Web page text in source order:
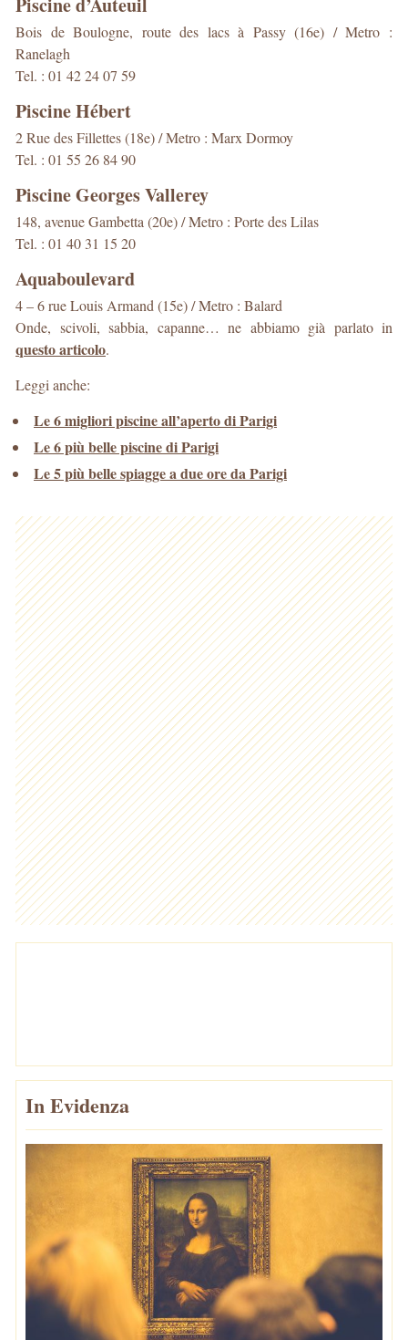
Bois de Boulogne, route des lacs à Passy (16e) / Metro :
Ranelagh
Tel. : 01 42 24 07 59
Piscine Hébert
2 Rue des Fillettes (18e) / Metro : Marx Dormoy
Tel. : 01 55 26 84 90
Piscine Georges Vallerey
148, avenue Gambetta (20e) / Metro : Porte des Lilas
Tel. : 01 40 31 15 20
Aquaboulevard
4 – 6 rue Louis Armand (15e) / Metro : Balard
Onde, scivoli, sabbia, capanne… ne abbiamo già parlato in
questo articolo.
Leggi anche:
Le 6 migliori piscine all’aperto di Parigi
Le 6 più belle piscine di Parigi
Le 5 più belle spiagge a due ore da Parigi
In Evidenza